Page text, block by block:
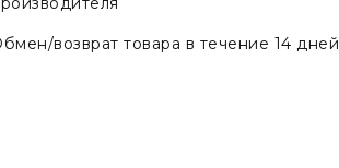
возврат товара в течение 14 дней